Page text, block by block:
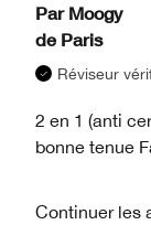
Par Moogy
de Paris
Réviseur
2 en 1 (anti
bonne tenue
Continuer les